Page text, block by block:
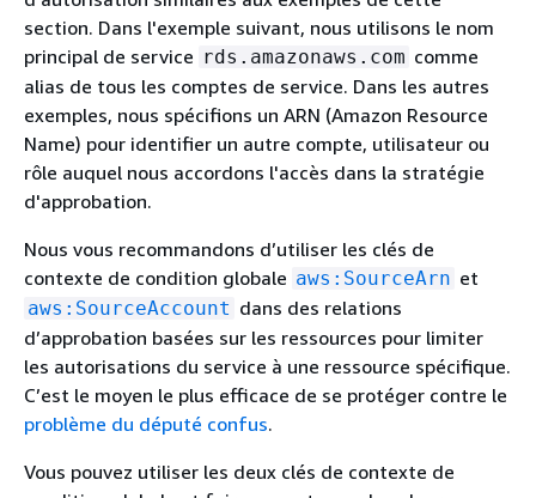
section. Dans l'exemple suivant, nous utilisons le nom
principal de service rds.amazonaws.com comme
alias de tous les comptes de service. Dans les autres
exemples, nous spécifions un ARN (Amazon Resource
Name) pour identifier un autre compte, utilisateur ou
rôle auquel nous accordons l'accès dans la stratégie
d'approbation.
Nous vous recommandons d’utiliser les clés de
contexte de condition globale aws:SourceArn et
aws:SourceAccount dans des relations
d’approbation basées sur les ressources pour limiter
les autorisations du service à une ressource spécifique.
C’est le moyen le plus efficace de se protéger contre le
problème du député confus.
Vous pouvez utiliser les deux clés de contexte de